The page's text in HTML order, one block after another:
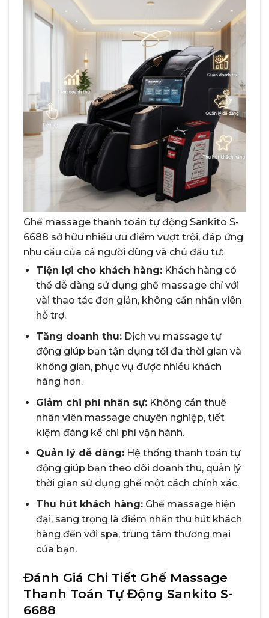
Ghế massage thanh toán tự động Sankito S-
6688 sở hữu nhiều ưu điểm vượt trội, đáp ứng
nhu cầu của cả người dùng và chủ đầu tư:
Tiện lợi cho khách hàng:Khách hàng có
thể dễ dàng sử dụng ghế massage chỉ với
vài thao tác đơn giản, không cần nhân viên
hỗ trợ.
Tăng doanh thu:Dịch vụ massage tự
động giúp bạn tận dụng tối đa thời gian và
không gian, phục vụ được nhiều khách
hàng hơn.
Giảm chi phí nhân sự:Không cần thuê
nhân viên massage chuyên nghiệp, tiết
kiệm đáng kể chi phí vận hành.
Quản lý dễ dàng:Hệ thống thanh toán tự
động giúp bạn theo dõi doanh thu, quản lý
thời gian sử dụng ghế một cách chính xác.
Thu hút khách hàng:Ghế massage hiện
đại, sang trọng là điểm nhấn thu hút khách
hàng đến với spa, trung tâm thương mại
của bạn.
Đánh Giá Chi Tiết Ghế Massage
Thanh Toán Tự Động Sankito S-
6688